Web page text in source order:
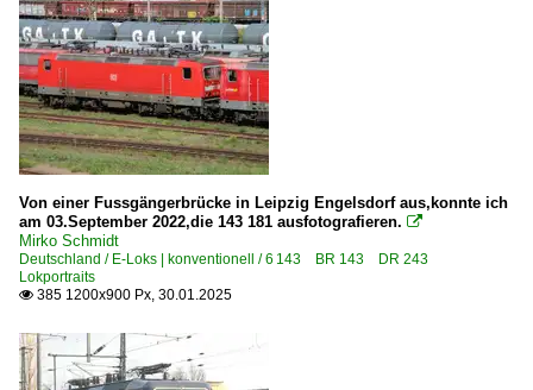
1 273 BR 273 ·MaK G 2000 BB·
DR V 240 · Prototyp LKM V 240 001
Dieselloks | bis 100 km/h | 98 80
3 345 · 3 346 BR 345 · BR 346 DR 105 · DR 106 DR V 60
Dieseltriebzüge | 95 80
0 628 BR 628 · 928 · BR 629
0 641 BR 641 ·Coradia A TER· 'Walfisch'
Von einer Fussgängerbrücke in Leipzig Engelsdorf aus,konnte ich
am 03.September 2022,die 143 181 ausfotografieren. 
Mirko Schmidt
Deutschland / E-Loks | konventionell / 6 143 BR 143 DR 243
Lokportraits
 385 1200x900 Px, 30.01.2025